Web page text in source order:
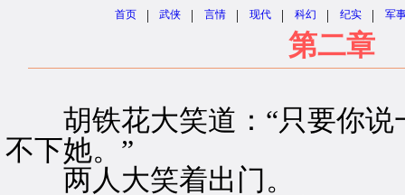
首页 | 武侠 | 言情 | 现代 | 科幻 | 纪实 | 军
第二章
胡铁花大笑道：“只要你说
不下她。”
两人大笑着出门。